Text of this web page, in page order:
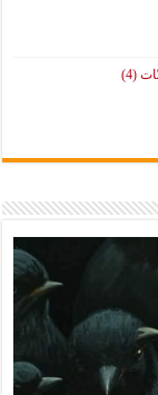
(4)